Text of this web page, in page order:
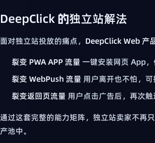
DeepClick 的独立站解法
面对独立站投放的痛点， DeepClick Web 产
裂变 PWA APP 流量 一键安装网页 App，
裂变 WebPush 流量 用户离开也不怕，可
裂变返回页流量 用户点击广告后，再次触
通过这套完整的能力矩阵，独立站卖家不再
产池中。